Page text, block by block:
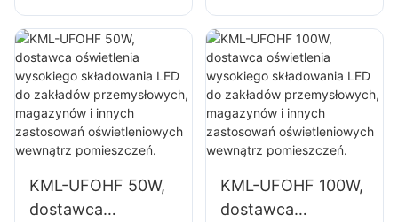
LED o mocy 100 W
przeznaczony do
pomieszczeń
zamkniętych,
takich jak hale
przemysłowe i
magazyny.
oświetlenia
wysokiego
składowania LED
100W do
pomieszczeń
zamkniętych,
takich jak hale
przemysłowe i
magazyny.
KML-UFOHF 50W,
dostawca
KML-UFOHF 100W,
dostawca